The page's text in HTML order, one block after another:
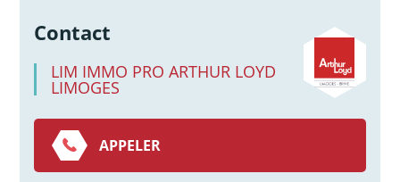
Contact
LIM IMMO PRO ARTHUR LOYD
LIMOGES
APPELER